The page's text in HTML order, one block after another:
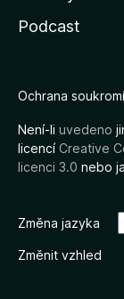
Podcast
Ochrana soukromí
Není-li uvedeno
licencíCreative
licenci 3.0 nebo
Změna jazyka
Změnit vzhled